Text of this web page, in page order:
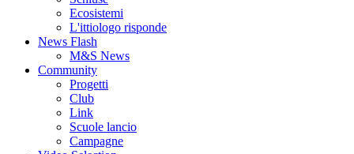
Ecosistemi
L'ittiologo risponde
News Flash
M&S News
Community
Progetti
Club
Link
Scuole lancio
Campagne